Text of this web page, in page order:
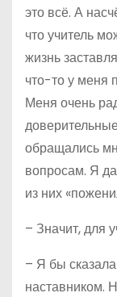
это всё. А
что учитель
жизнь
что-то у меня
Меня очень
обращались
вопросам. Я
из них
– Значит, для
– Я бы
наставником.